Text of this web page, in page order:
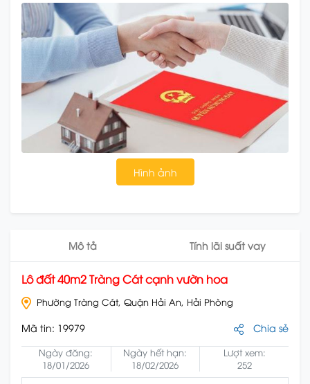
Hình ảnh
Mô tả Tính lãi suất vay
Lô đất 40m2 Tràng Cát cạnh vườn hoa
Phường Tràng Cát, Quận Hải An, Hải Phòng
Mã tin: 19979 Chia sẻ
Ngày đăng:
18/01/2026
Ngày hết hạn:
18/02/2026
Lượt xem:
252